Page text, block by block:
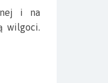
i na
wilgoci.